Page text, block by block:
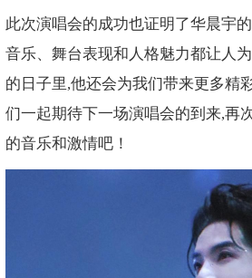
此次演唱会的成功也证明了华晨宇
音乐、舞台表现和人格魅力都让人
的日子里,他还会为我们带来更多精
们一起期待下一场演唱会的到来,再
的音乐和激情吧！